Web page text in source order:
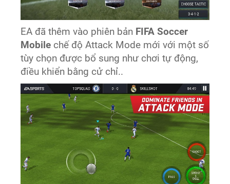
EA đã thêm vào phiên bản FIFA Soccer
Mobile chế độ Attack Mode mới với một số
tùy chọn được bổ sung như chơi tự động,
điều khiển bằng cử chỉ..